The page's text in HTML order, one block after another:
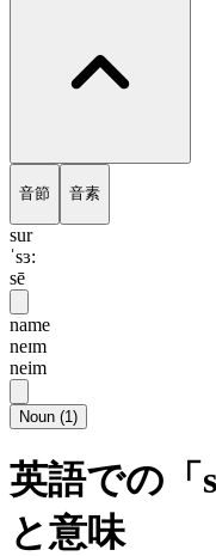
音節 音素
sur
ˈsɜ:
sē
name
neɪm
neim
Noun (1)
英語での「
と意味